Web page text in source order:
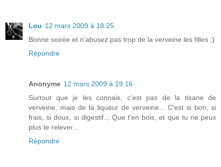
Lou 12 mars 2009 à 18:25
Bonne soirée et n'abusez pas trop de la verveine les filles ;)
Répondre
Anonyme 12 mars 2009 à 19:16
Surtout que je les connais, c'est pas de la tisane de
verveine, mais de la liqueur de verveine... C'est si bon, si
frais, si doux, si digestif..; Que t'en bois, et que tu ne peux
plus te relever...
Répondre